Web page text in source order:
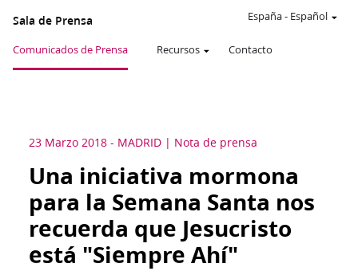
Sala de Prensa
Comunicados de Prensa Recursos Contacto
España- Español
23 Marzo 2018 - MADRID Nota de prensa
Una iniciativa mormona
para la Semana Santa nos
recuerda que Jesucristo
está "Siempre Ahí"